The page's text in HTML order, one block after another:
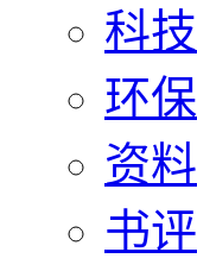
科技
环保
资料
书评